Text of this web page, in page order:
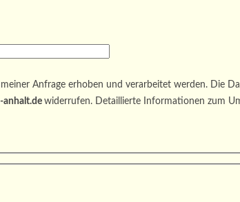
Anfrage erhoben und verarbeitet werden. Die
anhalt.de widerrufen. Detaillierte Informationen zum